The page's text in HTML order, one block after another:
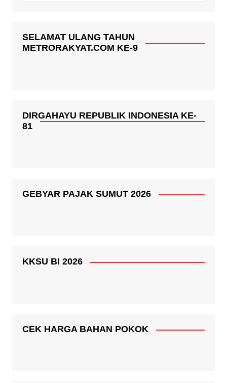
SELAMAT ULANG TAHUN
METRORAKYAT.COM KE-9
DIRGAHAYU REPUBLIK INDONESIA KE-
81
GEBYAR PAJAK SUMUT 2026
KKSU BI 2026
CEK HARGA BAHAN POKOK